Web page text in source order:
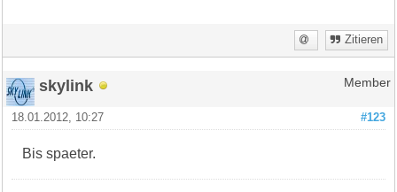
Zitieren
skylink Member
#123
18.01.2012, 10:27
Bis spaeter.